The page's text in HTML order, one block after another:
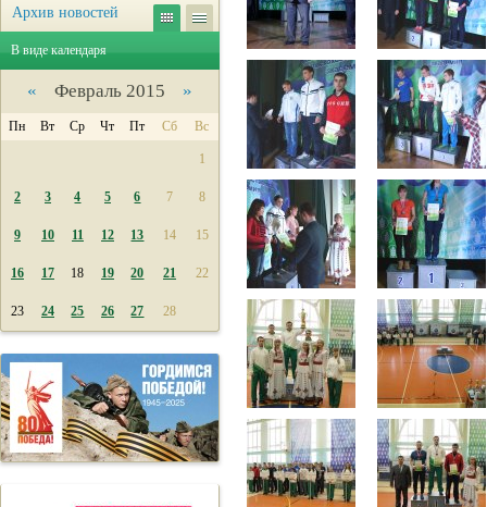
Архив новостей
В виде календаря
« Февраль 2015 »
Пн Вт Ср Чт Пт Сб Вс
1
2 3 4 5 6 7 8
9 10 11 12 13 14 15
16 17 18 19 20 21 22
23 24 25 26 27 28